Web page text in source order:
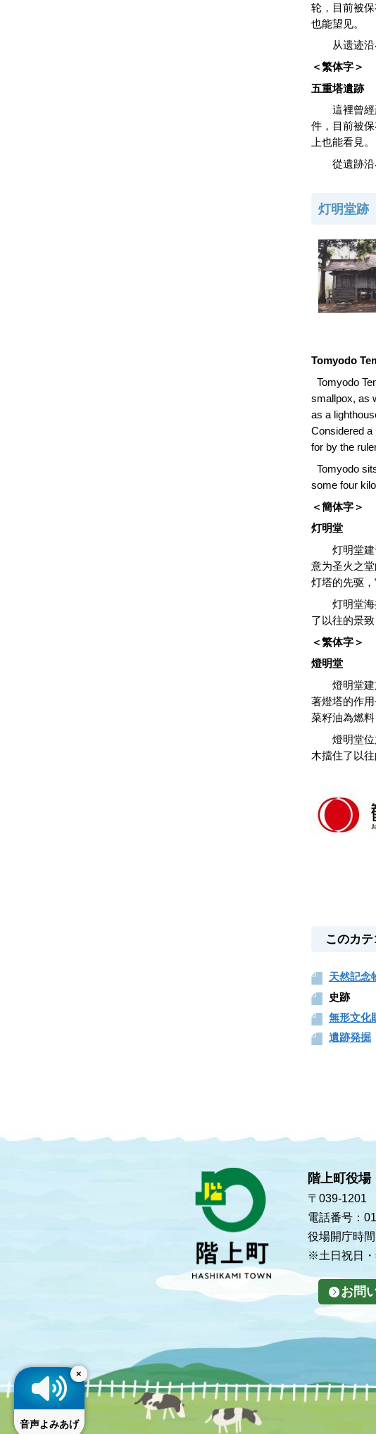
×
音声よみあげ
轮，目前被
也能望见。
从遗迹沿
＜繁体字＞
五重塔遺跡
這裡曾經矗
件，目前被
上也能看見。
從遺跡沿
灯明堂跡
Tomyodo
Tomyodo
smallpox, as
as a
Considered a
for by the
Tomyodo
some four
＜簡体字＞
灯明堂
灯明堂建于
意为圣火之
灯塔的先驱
灯明堂海拔
了以往的景
＜繁体字＞
燈明堂
燈明堂建於
著燈塔的作
菜籽油為燃料
燈明堂位於
木擋住了以
このカ
天然記念
史跡
無形文化
遺跡発掘
階上町役場
〒039-1201
電話番号：
役場開庁時
※土日祝日・
お問